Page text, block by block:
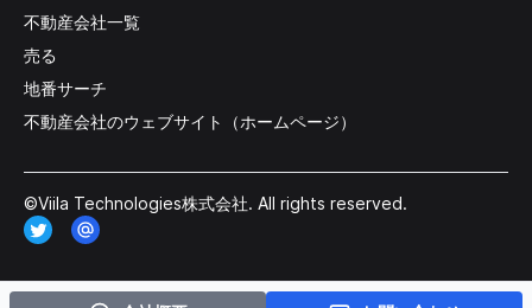
不動産会社一覧
売る
地番サーチ
不動産会社のウェブサイト（ホームページ）
©Viila Technologies株式会社. All rights reserved.